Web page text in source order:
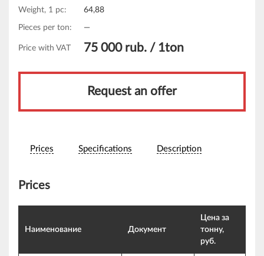
Weight, 1 pc: 64,88
Pieces per ton: —
Price with VAT 75 000rub. / 1ton
Request an offer
Prices Specifications Description
Prices
Наименование Документ
Цена за
тонну,
руб.